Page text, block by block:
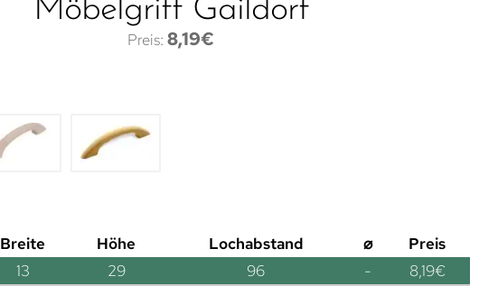
Möbelgriff Gaildorf
8,19€
Breite Höhe Lochabstand ⌀
Preis
13 29 96 - 8,19€